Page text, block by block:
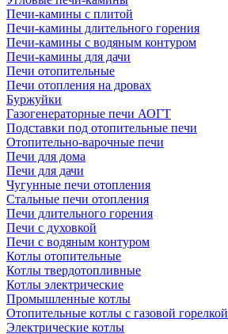
Печи-камины с плитой
Печи-камины длительного горения
Печи-камины с водяным контуром
Печи-камины для дачи
Печи отопительные
Печи отопления на дровах
Буржуйки
Газогенераторные печи АОГТ
Подставки под отопительные печи
Отопительно-варочные печи
Печи для дома
Печи для дачи
Чугунные печи отопления
Стальные печи отопления
Печи длительного горения
Печи с духовкой
Печи с водяным контуром
Котлы отопительные
Котлы твердотопливные
Котлы электрические
Промышленные котлы
Отопительные котлы с газовой горелкой
Электрические котлы